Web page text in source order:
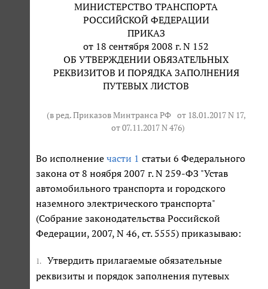
МИНИСТЕРСТВО ТРАНСПОРТА
РОССИЙСКОЙ ФЕДЕРАЦИИ
ПРИКАЗ
от 18 сентября 2008 г. N 152
ОБ УТВЕРЖДЕНИИ ОБЯЗАТЕЛЬНЫХ
РЕКВИЗИТОВ И ПОРЯДКА ЗАПОЛНЕНИЯ
ПУТЕВЫХ ЛИСТОВ
(в ред. Приказов Минтранса РФ от 18.01.2017 N 17,
от 07.11.2017 N 476)
Во исполнение части 1 статьи 6 Федерального
закона от 8 ноября 2007 г. N 259-ФЗ "Устав
автомобильного транспорта и городского
наземного электрического транспорта"
(Собрание законодательства Российской
Федерации, 2007, N 46, ст. 5555) приказываю:
1.
Утвердить прилагаемые обязательные
реквизиты и порядок заполнения путевых